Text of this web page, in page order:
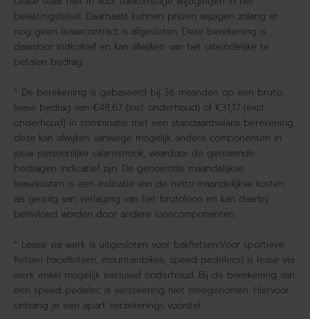
belastingstelsel. Daarnaast kunnen prijzen wijzigen zolang er
nog geen leasecontract is afgesloten. Deze berekening is
daardoor indicatief en kan afwijken van het uiteindelijke te
betalen bedrag.
* De berekening is gebaseerd bij 36 maanden op een bruto
lease bedrag van €48,67 (incl. onderhoud) of €31,17 (excl.
onderhoud) in combinatie met een standaardsalaris berekening,
deze kan afwijken vanwege mogelijk andere componenten in
jouw persoonlijke salarisstrook, waardoor de genoemde
bedragen indicatief zijn. De genoemde maandelijkse
leasekosten is een indicatie van de netto maandelijkse kosten
als gevolg van verlaging van het brutoloon en kan daarbij
beïnvloed worden door andere looncomponenten.
* Lease via werk is uitgesloten voor bakfietsen.Voor sportieve
fietsen (racefietsen, mountainbikes, speed pedelecs) is lease via
werk enkel mogelijk exclusief onderhoud. Bij de berekening van
een speed pedelec is verzekering niet meegenomen. Hiervoor
ontvang je een apart verzekerings voorstel